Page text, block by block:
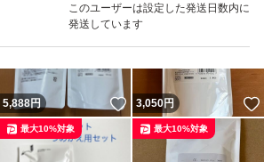
このユーザーは設定した発送日数内に
発送しています
いいね！
5,888円 いいね！
3,050円
最大10%対象 最大10%対象